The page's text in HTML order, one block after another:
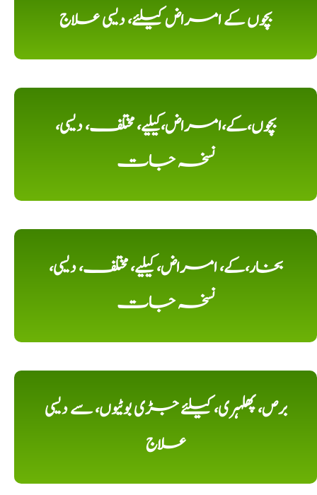
بچوں کے امراض کیلئے، دیسی علاج
بچوں،کے،امراض،کیلیے، مختلف، دیسی،
نسخہ جات
بخار،کے، امراض، کیلیے، مختلف، دیسی،
نسخہ جات
برص، پھلہری، کیلئے جڑی بوٹیوں، سے دیسی
علاج